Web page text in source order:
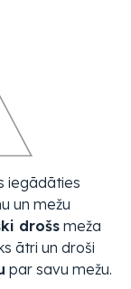
iegādāties
un mežu
drošsmeža
ātri un droši
par savu mežu.